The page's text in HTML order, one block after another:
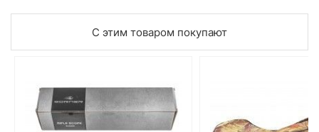
С этим товаром покупают